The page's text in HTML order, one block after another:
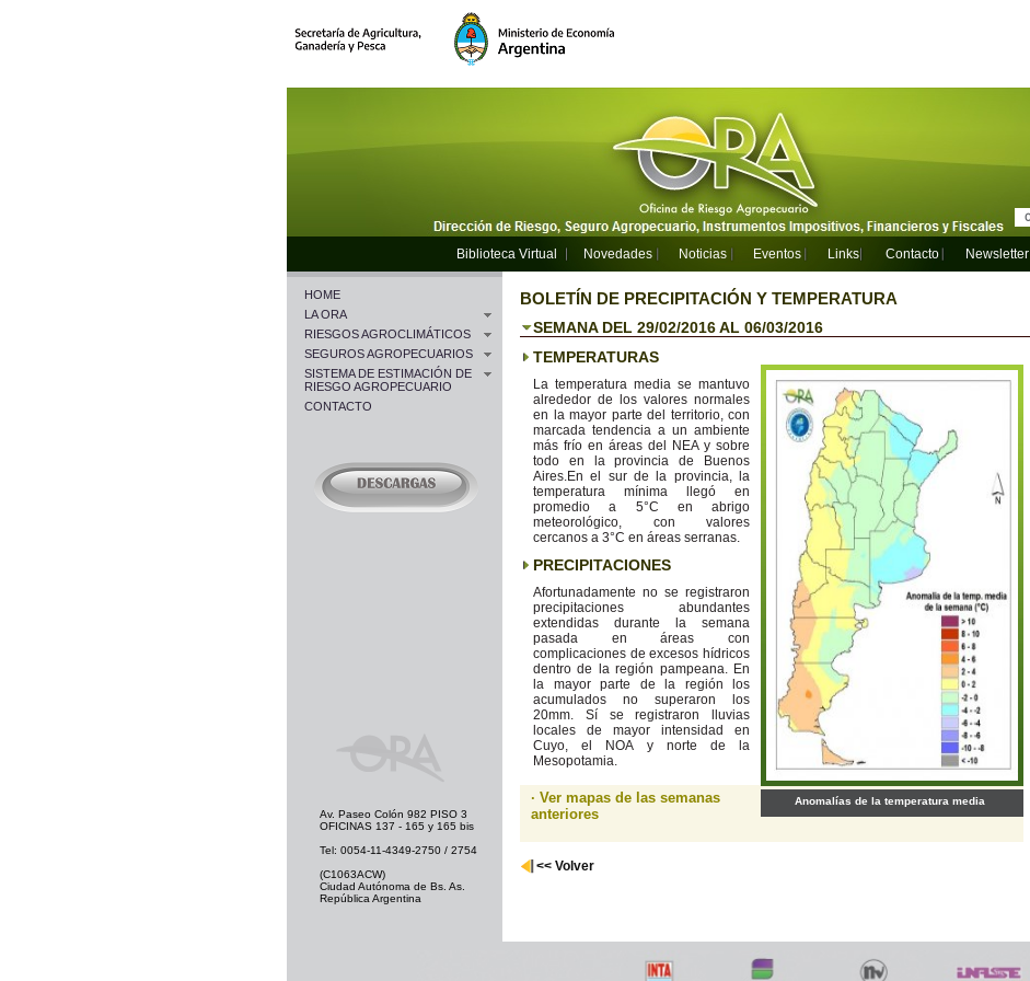
Biblioteca Virtual Novedades Noticias Eventos Links Contacto Newsletter
HOME
LA ORA
RIESGOS AGROCLIMÁTICOS
SEGUROS AGROPECUARIOS
SISTEMA DE ESTIMACIÓN DE
RIESGO AGROPECUARIO
CONTACTO
BOLETÍN DE PRECIPITACIÓN Y TEMPERATURA
SEMANA DEL 29/02/2016 AL 06/03/2016
Anomalías de la temperatura media
TEMPERATURAS
La temperatura media se mantuvo
alrededor de los valores normales
en la mayor parte del territorio, con
marcada tendencia a un ambiente
más frío en áreas del NEA y sobre
todo en la provincia de Buenos
Aires.En el sur de la provincia, la
temperatura mínima llegó en
promedio a 5°C en abrigo
meteorológico, con valores
cercanos a 3°C en áreas serranas.
PRECIPITACIONES
Afortunadamente no se registraron
precipitaciones abundantes
extendidas durante la semana
pasada en áreas con
complicaciones de excesos hídricos
dentro de la región pampeana. En
la mayor parte de la región los
acumulados no superaron los
20mm. Sí se registraron lluvias
locales de mayor intensidad en
Cuyo, el NOA y norte de la
Mesopotamia.
· Ver mapas de las semanas
anteriores
<< Volver
Av. Paseo Colón 982 PISO 3
OFICINAS 137 - 165 y 165 bis
Tel: 0054-11-4349-2750 / 2754
(C1063ACW)
Ciudad Autónoma de Bs. As.
República Argentina